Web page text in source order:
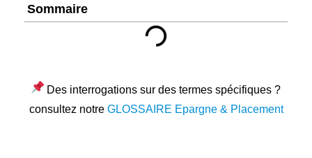
Sommaire
Des interrogations sur des termes spécifiques ?
consultez notre GLOSSAIRE Epargne & Placement